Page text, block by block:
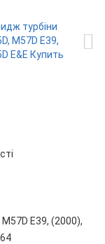
M57D E39, (2000),